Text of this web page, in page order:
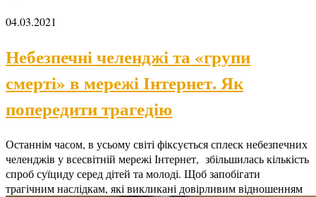
04.03.2021
Небезпечні челенджі та «групи
смерті» в мережі Інтернет. Як
попередити трагедію
Останнім часом, в усьому світі фіксується сплеск небезпечних
челенджів у всесвітній мережі Інтернет, збільшилась кількість
спроб суїциду серед дітей та молоді. Щоб запобігати
трагічним наслідкам, які викликані довірливим відношенням